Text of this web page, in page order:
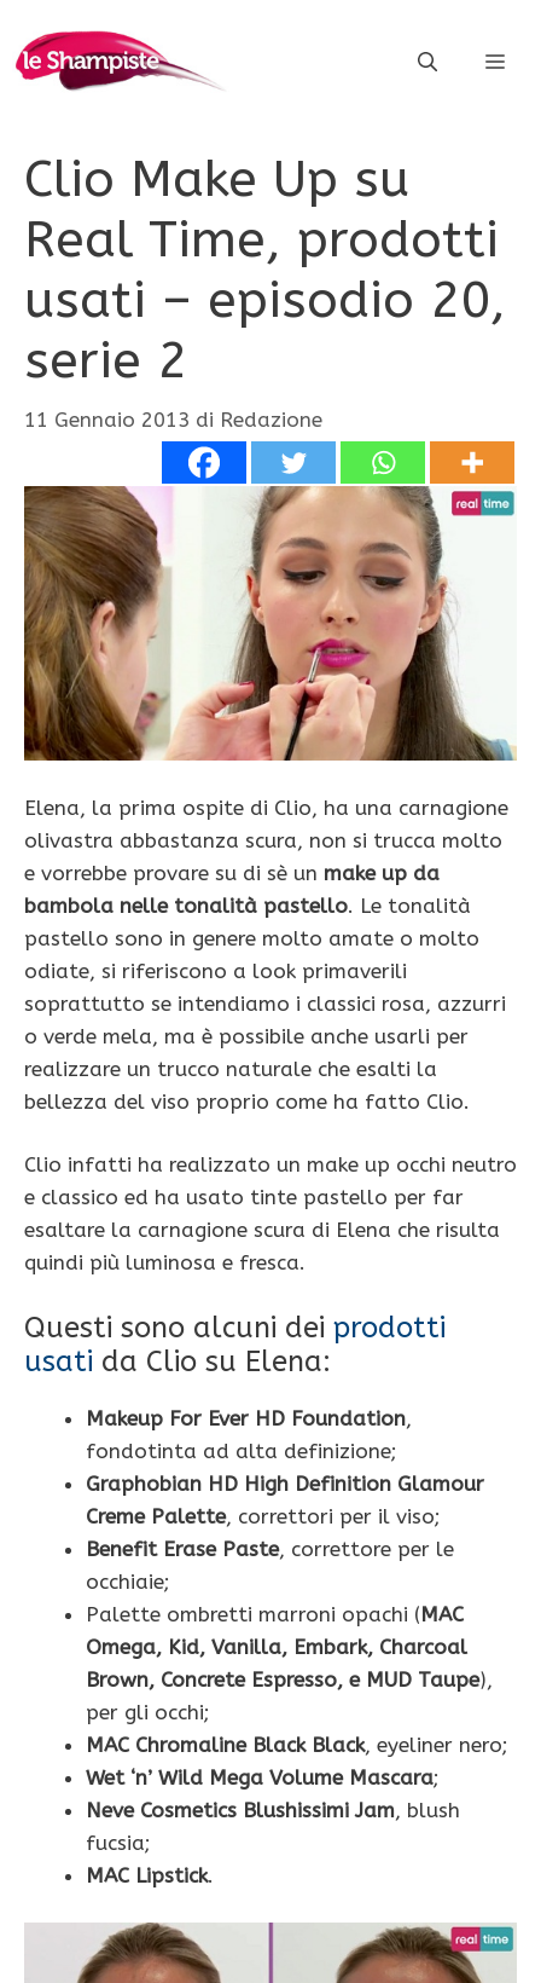
contenuto
Clio Make Up su
Real Time, prodotti
usati – episodio 20,
serie 2
11 Gennaio 2013 di Redazione
Elena, la prima ospite di Clio, ha una carnagione
olivastra abbastanza scura, non si trucca molto
e vorrebbe provare su di sè un make up da
bambola nelle tonalità pastello. Le tonalità
pastello sono in genere molto amate o molto
odiate, si riferiscono a look primaverili
soprattutto se intendiamo i classici rosa, azzurri
o verde mela, ma è possibile anche usarli per
realizzare un trucco naturale che esalti la
bellezza del viso proprio come ha fatto Clio.
Clio infatti ha realizzato un make up occhi neutro
e classico ed ha usato tinte pastello per far
esaltare la carnagione scura di Elena che risulta
quindi più luminosa e fresca.
Questi sono alcuni dei prodotti
usati da Clio su Elena:
Makeup For Ever HD Foundation,
fondotinta ad alta definizione;
Graphobian HD High Definition Glamour
Creme Palette, correttori per il viso;
Benefit Erase Paste, correttore per le
occhiaie;
Palette ombretti marroni opachi (MAC
Omega, Kid, Vanilla, Embark, Charcoal
Brown, Concrete Espresso, e MUD Taupe),
per gli occhi;
MAC Chromaline Black Black, eyeliner nero;
Wet ‘n’ Wild Mega Volume Mascara;
Neve Cosmetics Blushissimi Jam, blush
fucsia;
MAC Lipstick.